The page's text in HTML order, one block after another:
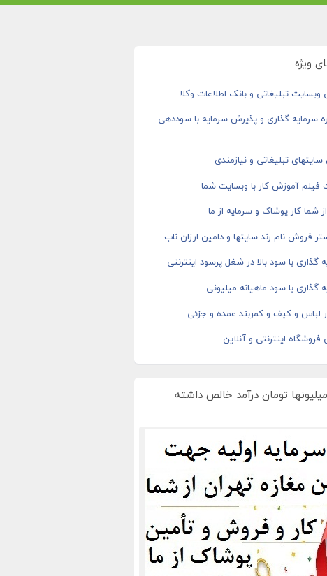
ویژه
وبسایت تبلیغاتی و بانک اطلاعات وکلا
سرمایه گذاری و پذیرش سرمایه با سوددهی
تبلیغاتی و نیازمندی
آموزش کار با وبسایت شما
شما کار پوشاک و سرمایه از ما
فروش نام رند سایتها و دامین ارزان ناب
گذاری با سود بالا در شغل پرسود اینترنتی
گذاری با سود ماهیانه میلیونی
لباس و کیف و کمربند عمده و جزئی
فروشگاه اینترنتی و آنلاین
تومان درآمد خالص داشته